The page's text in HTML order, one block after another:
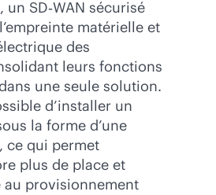
SD‑WAN sécurisé
matérielle et
des
leurs fonctions
une seule solution.
d’installer un
la forme d’une
ce qui permet
plus de place et
au provisionnement